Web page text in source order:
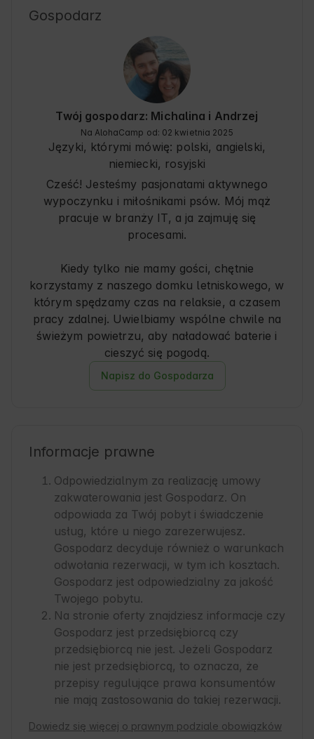
Gospodarz
Twój gospodarz: Michalina i Andrzej
Na AlohaCamp od: 02 kwietnia 2025
Języki, którymi mówię: polski, angielski,
niemiecki, rosyjski
Cześć! Jesteśmy pasjonatami aktywnego
wypoczynku i miłośnikami psów. Mój mąż
pracuje w branży IT, a ja zajmuję się
procesami.
Kiedy tylko nie mamy gości, chętnie
korzystamy z naszego domku letniskowego, w
którym spędzamy czas na relaksie, a czasem
pracy zdalnej. Uwielbiamy wspólne chwile na
świeżym powietrzu, aby naładować baterie i
Napisz do Gospodarza
Informacje prawne
Odpowiedzialnym za realizację umowy
zakwaterowania jest Gospodarz. On
odpowiada za Twój pobyt i świadczenie
usług, które u niego zarezerwujesz.
Gospodarz decyduje również o warunkach
odwołania rezerwacji, w tym ich kosztach.
Gospodarz jest odpowiedzialny za jakość
Twojego pobytu.
Na stronie oferty znajdziesz informacje czy
Gospodarz jest przedsiębiorcą czy
przedsiębiorcą nie jest. Jeżeli Gospodarz
nie jest przedsiębiorcą, to oznacza, że
przepisy regulujące prawa konsumentów
nie mają zastosowania do takiej rezerwacji.
Dowiedz się więcej o prawnym podziale obowiązków